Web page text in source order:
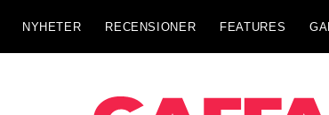
NYHETER RECENSIONER FEATURES